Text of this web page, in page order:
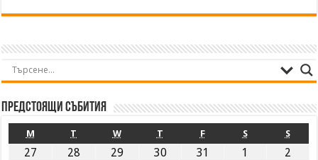
Предстоящи събития
M T W T F S S
27 28 29 30 31 1
2